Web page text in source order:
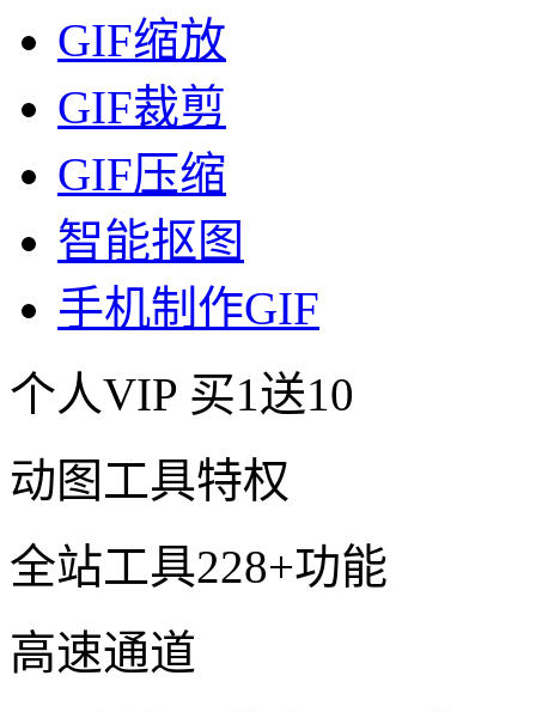
GIF缩放
GIF裁剪
GIF压缩
智能抠图
手机制作GIF
个人VIP 买1送10
动图工具特权
全站工具228+功能
高速通道